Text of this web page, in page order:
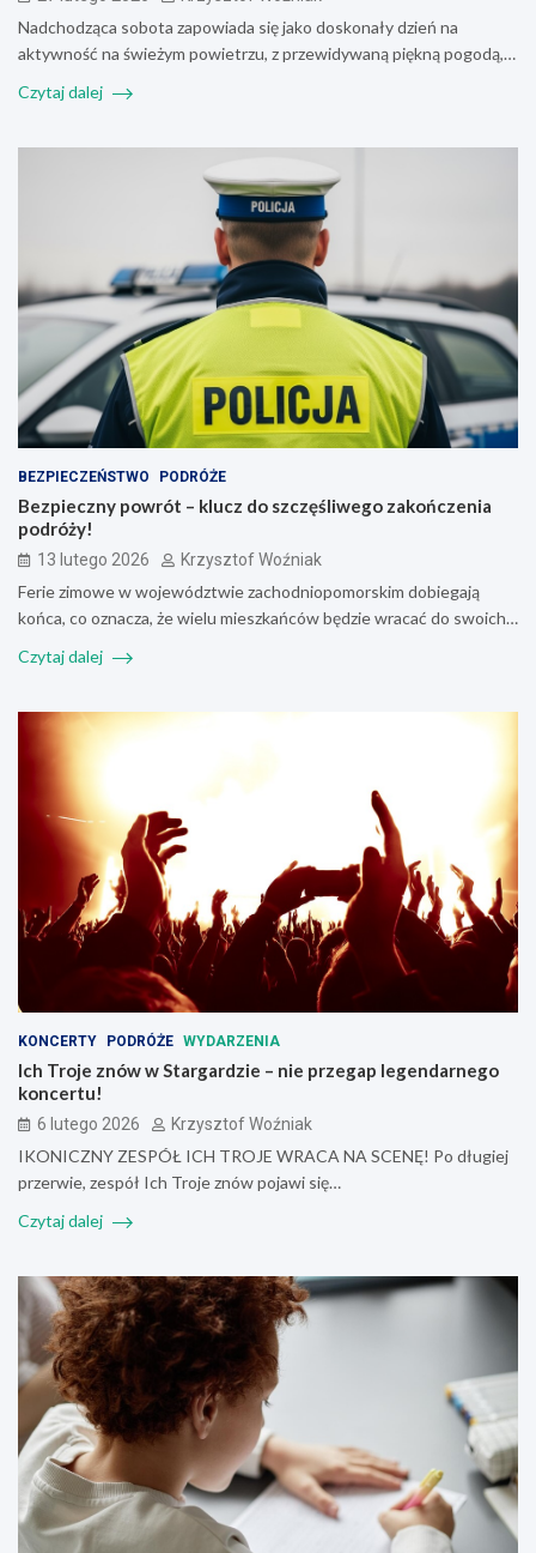
Nadchodząca sobota zapowiada się jako doskonały dzień na
aktywność na świeżym powietrzu, z przewidywaną piękną pogodą,…
Czytaj dalej
BEZPIECZEŃSTWO PODRÓŻE
Bezpieczny powrót – klucz do szczęśliwego zakończenia
podróży!
13 lutego 2026 Krzysztof Woźniak
Ferie zimowe w województwie zachodniopomorskim dobiegają
końca, co oznacza, że wielu mieszkańców będzie wracać do swoich…
Czytaj dalej
KONCERTY PODRÓŻE WYDARZENIA
Ich Troje znów w Stargardzie – nie przegap legendarnego
koncertu!
6 lutego 2026 Krzysztof Woźniak
IKONICZNY ZESPÓŁ ICH TROJE WRACA NA SCENĘ! Po długiej
przerwie, zespół Ich Troje znów pojawi się…
Czytaj dalej